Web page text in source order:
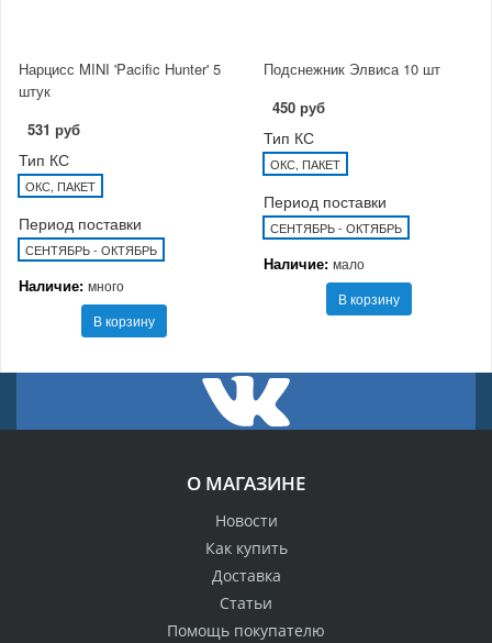
Нарцисс MINI 'Pacific Hunter' 5
штук
531 руб
Тип КС
ОКС, ПАКЕТ
Период поставки
СЕНТЯБРЬ - ОКТЯБРЬ
Наличие: много
В корзину
Подснежник Элвиса 10 шт
450 руб
Тип КС
ОКС, ПАКЕТ
Период поставки
СЕНТЯБРЬ - ОКТЯБРЬ
Наличие: мало
В корзину
О МАГАЗИНЕ
Новости
Как купить
Доставка
Статьи
Помощь покупателю